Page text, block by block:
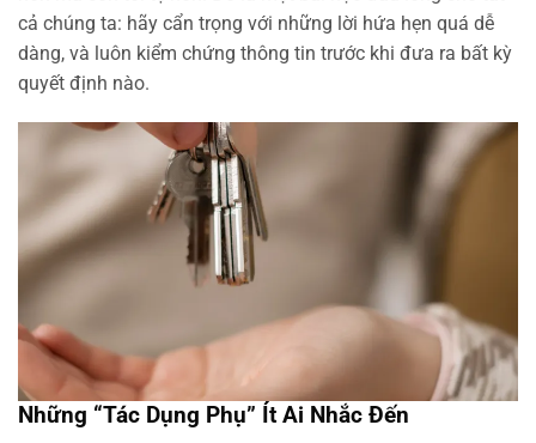
cả chúng ta: hãy cẩn trọng với những lời hứa hẹn quá dễ
dàng, và luôn kiểm chứng thông tin trước khi đưa ra bất kỳ
quyết định nào.
Những “Tác Dụng Phụ” Ít Ai Nhắc Đến